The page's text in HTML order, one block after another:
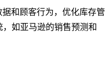
和顾客行为，优化库存管
如亚马逊的销售预测和